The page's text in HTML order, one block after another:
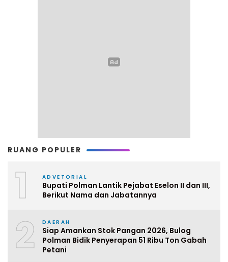
RUANG POPULER
1 ADVETORIAL
Bupati Polman Lantik Pejabat Eselon II dan III,
Berikut Nama dan Jabatannya
2 DAERAH
Siap Amankan Stok Pangan 2026, Bulog
Polman Bidik Penyerapan 51 Ribu Ton Gabah
Petani